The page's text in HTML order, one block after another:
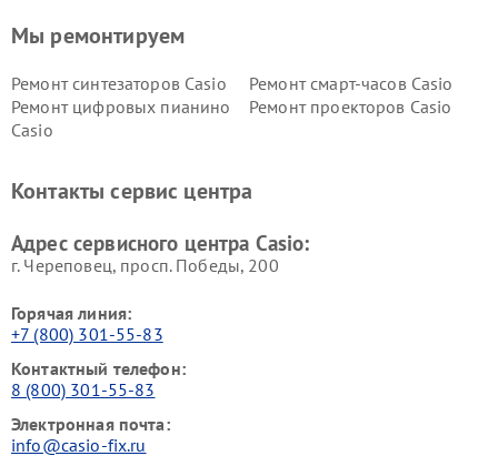
Мы ремонтируем
Ремонт синтезаторов Casio
Ремонт смарт-часов Casio
Ремонт цифровых пианино
Casio
Ремонт проекторов Casio
Контакты сервис центра
Адрес сервисного центра Casio:
г. Череповец, просп. Победы, 200
Горячая линия:
+7 (800) 301-55-83
Контактный телефон:
8 (800) 301-55-83
Электронная почта:
info@casio-fix.ru